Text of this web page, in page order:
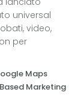
universal
video,
per
Maps
Marketing